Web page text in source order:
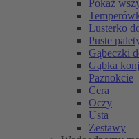
Pokaż
Lusterko
Puste
Gąbeczki
Gąbka
Paznokcie
Cera
Oczy
Usta
Zestawy